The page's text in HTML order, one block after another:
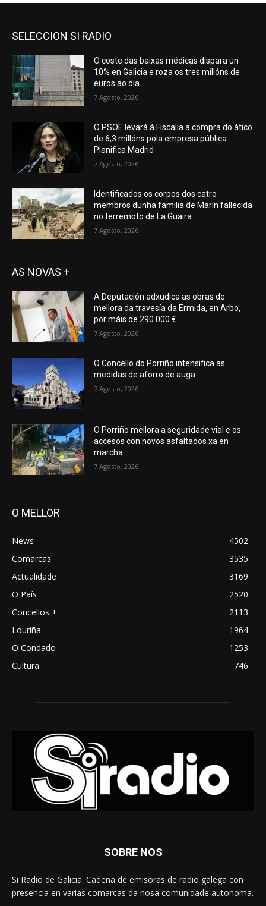
SELECCION SI RADIO
O coste das baixas médicas dispara un
10% en Galicia e roza os tres millóns de
euros ao día
7 Agosto, 2026
O PSOE levará á Fiscalía a compra do ático
de 6,3 millóns pola empresa pública
Planifica Madrid
7 Agosto, 2026
Identificados os corpos dos catro
membros dunha familia de Marín fallecida
no terremoto de La Guaira
7 Agosto, 2026
AS NOVAS +
A Deputación adxudica as obras de
mellora da travesía da Ermida, en Arbo,
por máis de 290.000 €
7 Agosto, 2026
O Concello do Porriño intensifica as
medidas de aforro de auga
7 Agosto, 2026
O Porriño mellora a seguridade vial e os
accesos con novos asfaltados xa en
marcha
7 Agosto, 2026
O MELLOR
News
4502
Comarcas
3535
Actualidade
3169
O País
2520
Concellos +
2113
Louriña
1964
O Condado
1253
Cultura
746
SOBRE NOS
Si Radio de Galicia. Cadena de emisoras de radio galega con
presencia en varias comarcas da nosa comunidade autonoma.